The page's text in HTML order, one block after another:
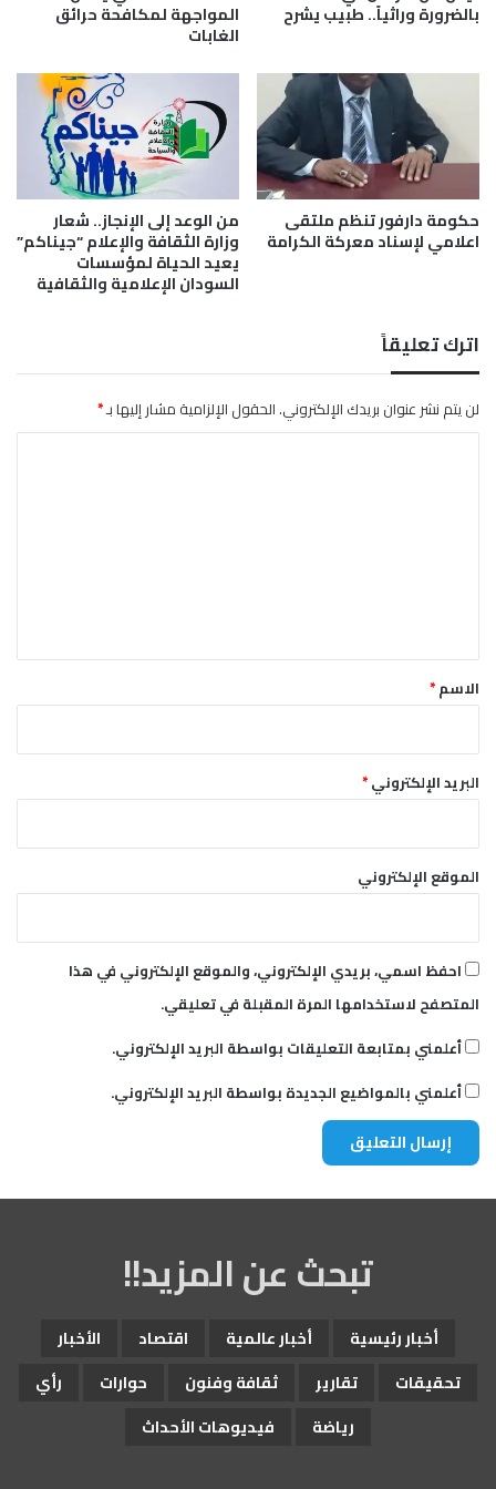
شل
ر
م
ع
د
ا
خ
ل
م
خ
ح
بالضرورة وراثياً.. طبيب يشرح المواجهة لمكافحة حرائق
الغابات
حكومة دارفور تنظم ملتقى
اعلامي لإسناد معركة الكرامة
من الوعد إلى الإنجاز.. شعار
وزارة الثقافة والإعلام “جيناكم”
يعيد الحياة لمؤسسات
السودان الإعلامية والثقافية
اترك تعليقاً
لن يتم نشر عنوان بريدك الإلكتروني.الحقول الإلزامية مشار إليها بـ*
*الاسم*
البريد الإلكتروني*
الموقع الإلكتروني
احفظ اسمي، بريدي الإلكتروني، والموقع الإلكتروني في هذا
المتصفح لاستخدامها المرة المقبلة في تعليقي.
أعلمني بمتابعة التعليقات بواسطة البريد الإلكتروني.
أعلمني بالمواضيع الجديدة بواسطة البريد الإلكتروني.
تبحث عن المزيد!!
أخبار رئيسية أخبار عالمية اقتصاد
الأخبار
تحقيقات
تقارير ثقافة وفنون حوارات
رأي
رياضة
فيديوهات الأحداث